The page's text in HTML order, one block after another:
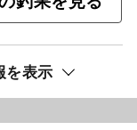
増福丸」の
釣果を見る
を表示